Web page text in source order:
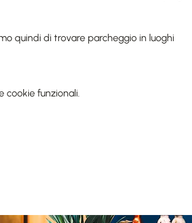
quindi di trovare parcheggio in luoghi
cookie funzionali.